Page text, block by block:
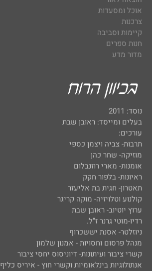
אוכל ומסעדות
צרכנות
קיימות וסביבה
חנות ספרים
מדור מדע
נוסד: 2011
בעלים ומייסד: ראובן שבת
עורכים:
תרבות- צביה ויצמן כספי
מוזיקה- שחר כהן
אומנות- מארי רוזנבלום
ראיונות- בלפור חקק
תאטרון- חגית בת אליעזר
קולנוע וטלויזיה- מוקה קריגר
ערוץ יוטיוב- ראובן שבת
רדיו-מוטי גרנר ז"ל.
ניוזלטר- אסנת יששכרוף
מנהל פרסום וחסויות - אמנון שלמון
קשרי ציבור ועיתונות- דיוניסוס יחסי ציבור
אנתולוגיות בינלאומיות וקשרי חוץ - איריס כליף